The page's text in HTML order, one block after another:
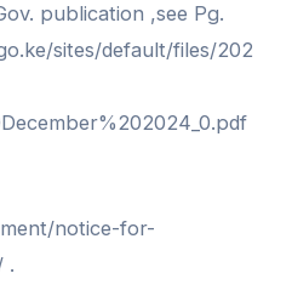
publication ,see Pg.
sites/default/files/202
notice-for-
.